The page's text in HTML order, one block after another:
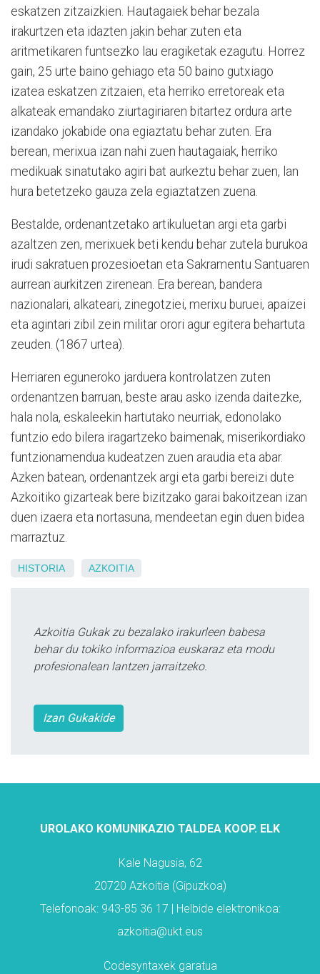
eskatzen zitzaizkien. Hautagaiek behar bezala
irakurtzen eta idazten jakin behar zuten eta
aritmetikaren funtsezko lau eragiketak ezagutu. Horrez
gain, 25 urte baino gehiago eta 50 baino gutxiago
izatea eskatzen zitzaien, eta herriko erretoreak eta
alkateak emandako ziurtagiriaren bitartez ordura arte
izandako jokabide ona egiaztatu behar zuten. Era
berean, merixua izan nahi zuen hautagaiak, herriko
medikuak sinatutako agiri bat aurkeztu behar zuen, lan
hura betetzeko gauza zela egiaztatzen zuena.
Bestalde, ordenantzetako artikuluetan argi eta garbi
azaltzen zen, merixuek beti kendu behar zutela burukoa
irudi sakratuen prozesioetan eta Sakramentu Santuaren
aurrean aurkitzen zirenean. Era berean, bandera
nazionalari, alkateari, zinegotziei, merixu buruei, apaizei
eta agintari zibil zein militar orori agur egitera behartuta
zeuden. (1867 urtea).
Herriaren eguneroko jarduera kontrolatzen zuten
ordenantzen barruan, beste arau asko izenda daitezke,
hala nola, eskaleekin hartutako neurriak, edonolako
funtzio edo bilera iragartzeko baimenak, miserikordiako
funtzionamendua kudeatzen zuen araudia eta abar.
Azken batean, ordenantzek argi eta garbi bereizi dute
Azkoitiko gizarteak bere bizitzako garai bakoitzean izan
duen izaera eta nortasuna, mendeetan egin duen bidea
marraztuz.
HISTORIA AZKOITIA
Azkoitia Gukak zu bezalako irakurleen babesa
behar du tokiko informazioa euskaraz eta modu
profesionalean lantzen jarraitzeko.
Izan Gukakide
UROLAKO KOMUNIKAZIO TALDEA KOOP. ELK
Kale Nagusia, 62
20720 Azkoitia (Gipuzkoa)
Telefonoak: 943-85 36 17 | Helbide elektronikoa:
azkoitia@ukt.eus
Codesyntaxek garatua